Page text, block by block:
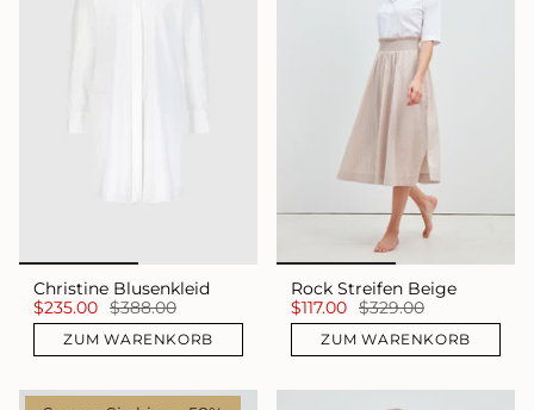
Christine Blusenkleid
$235.00 $388.00
ZUM WARENKORB
Rock Streifen Beige
$117.00 $329.00
ZUM WARENKORB